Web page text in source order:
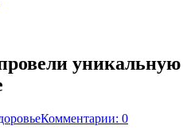
уникальную
Комментарии: 0